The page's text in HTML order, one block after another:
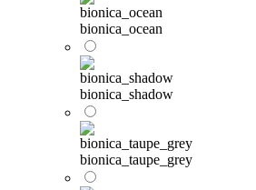
bionica_ocean
bionica_shadow
bionica_taupe_grey